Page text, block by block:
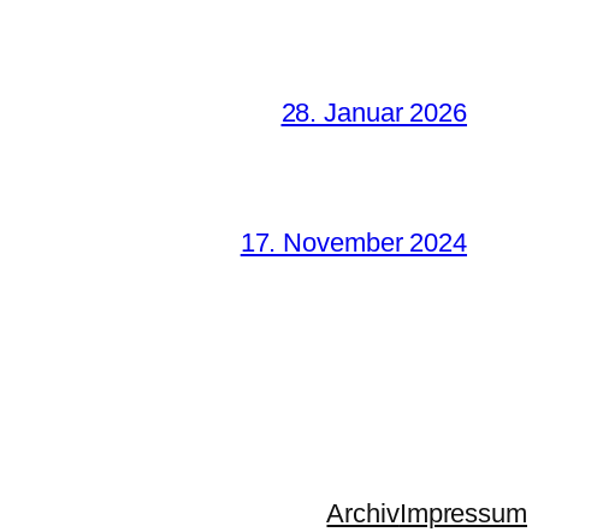
28. Januar 2026
17. November 2024
ArchivImpressum